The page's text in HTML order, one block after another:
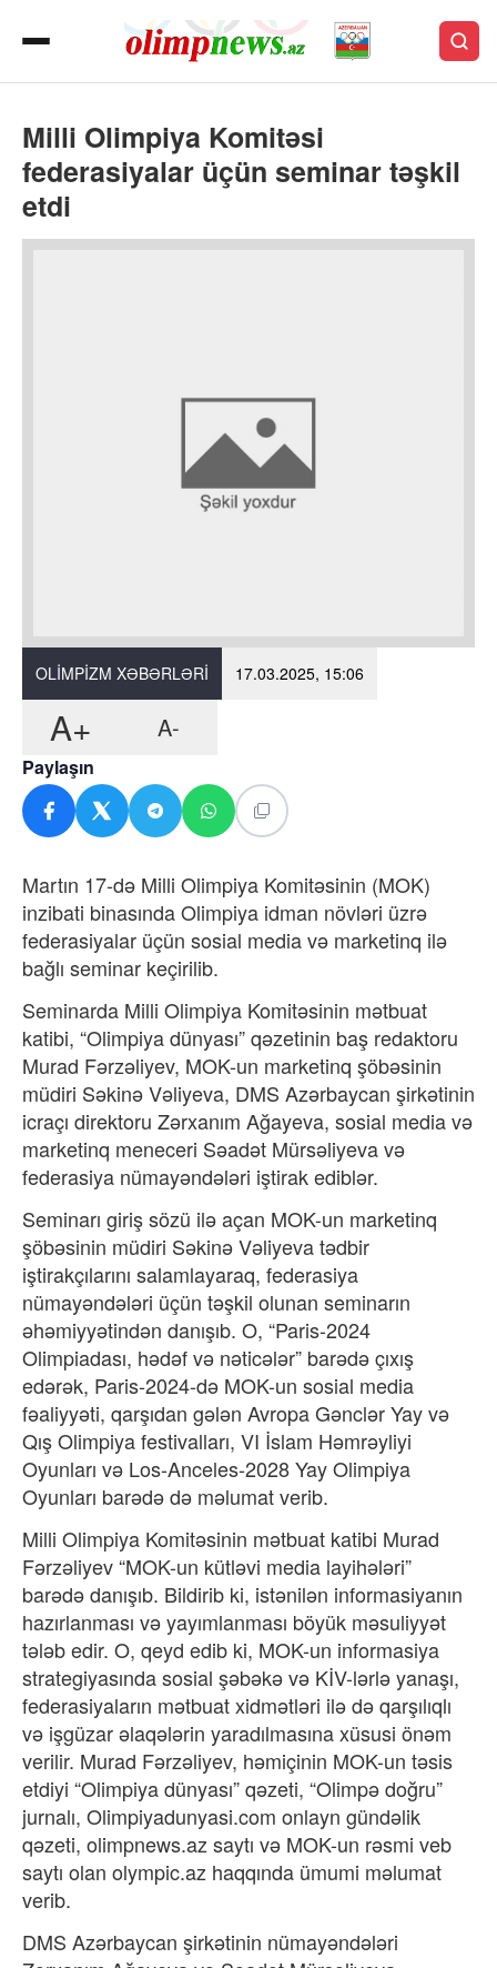
Milli Olimpiya Komitəsi
federasiyalar üçün seminar təşkil
etdi
OLIMPIZM XƏBƏRLƏRI 17.03.2025, 15:06
A+ A-
Paylaşın
Martın 17-də Milli Olimpiya Komitəsinin (MOK)
inzibati binasında Olimpiya idman növləri üzrə
federasiyalar üçün sosial media və marketinq ilə
bağlı seminar keçirilib.
Seminarda Milli Olimpiya Komitəsinin mətbuat
katibi, “Olimpiya dünyası” qəzetinin baş redaktoru
Murad Fərzəliyev, MOK-un marketinq şöbəsinin
müdiri Səkinə Vəliyeva, DMS Azərbaycan şirkətinin
icraçı direktoru Zərxanım Ağayeva, sosial media və
marketinq meneceri Səadət Mürsəliyeva və
federasiya nümayəndələri iştirak ediblər.
Seminarı giriş sözü ilə açan MOK-un marketinq
şöbəsinin müdiri Səkinə Vəliyeva tədbir
iştirakçılarını salamlayaraq, federasiya
nümayəndələri üçün təşkil olunan seminarın
əhəmiyyətindən danışıb. O, “Paris-2024
Olimpiadası, hədəf və nəticələr” barədə çıxış
edərək, Paris-2024-də MOK-un sosial media
fəaliyyəti, qarşıdan gələn Avropa Gənclər Yay və
Qış Olimpiya festivalları, VI İslam Həmrəyliyi
Oyunları və Los-Anceles-2028 Yay Olimpiya
Oyunları barədə də məlumat verib.
Milli Olimpiya Komitəsinin mətbuat katibi Murad
Fərzəliyev “MOK-un kütləvi media layihələri”
barədə danışıb. Bildirib ki, istənilən informasiyanın
hazırlanması və yayımlanması böyük məsuliyyət
tələb edir. O, qeyd edib ki, MOK-un informasiya
strategiyasında sosial şəbəkə və KİV-lərlə yanaşı,
federasiyaların mətbuat xidmətləri ilə də qarşılıqlı
və işgüzar əlaqələrin yaradılmasına xüsusi önəm
verilir. Murad Fərzəliyev, həmiçinin MOK-un təsis
etdiyi “Olimpiya dünyası” qəzeti, “Olimpə doğru”
jurnalı, Olimpiyadunyasi.com onlayn gündəlik
qəzeti, olimpnews.az saytı və MOK-un rəsmi veb
saytı olan olympic.az haqqında ümumi məlumat
verib.
DMS Azərbaycan şirkətinin nümayəndələri